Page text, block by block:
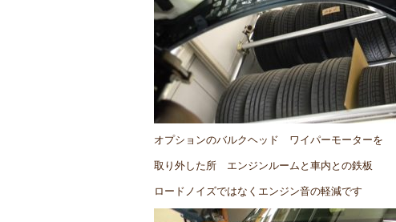
オプションのバルクヘッド ワイパーモーターを
取り外した所 エンジンルームと車内との鉄板
ロードノイズではなくエンジン音の軽減です